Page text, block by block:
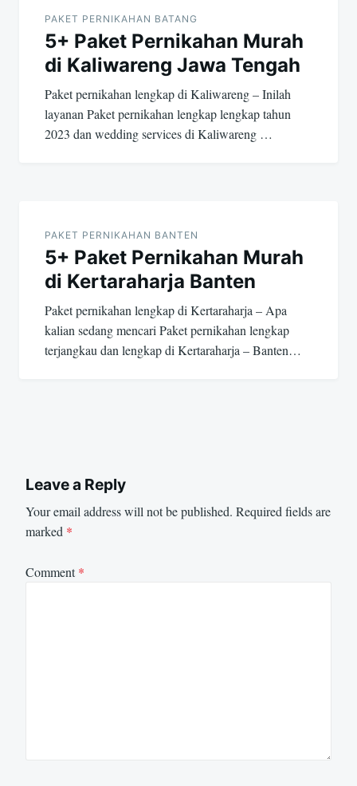
navigation
PAKET PERNIKAHAN BATANG
5+ Paket Pernikahan Murah
di Kaliwareng Jawa Tengah
Paket pernikahan lengkap di Kaliwareng – Inilah
layanan Paket pernikahan lengkap lengkap tahun
2023 dan wedding services di Kaliwareng …
PAKET PERNIKAHAN BANTEN
5+ Paket Pernikahan Murah
di Kertaraharja Banten
Paket pernikahan lengkap di Kertaraharja – Apa
kalian sedang mencari Paket pernikahan lengkap
terjangkau dan lengkap di Kertaraharja – Banten…
Leave a Reply
Your email address will not be published. Required fields are
marked *
Comment*